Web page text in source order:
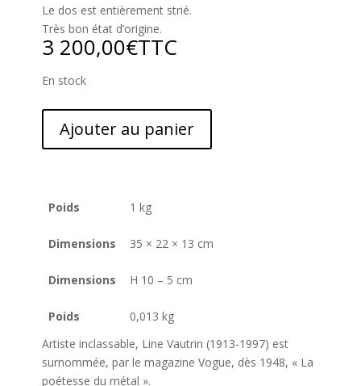
Le dos est entièrement strié.
Très bon état d’origine.
3 200,00€TTC
En stock
Ajouter au panier
Poids 1 kg
Dimensions 35 × 22 × 13 cm
Dimensions H 10 – 5 cm
Poids
0,013 kg
Artiste inclassable, Line Vautrin (1913-1997) est
surnommée, par le magazine Vogue, dès 1948, « La
poétesse du métal ».